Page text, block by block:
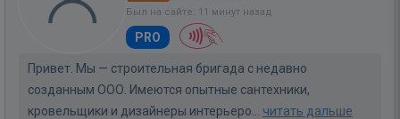
Был на сайте: 11 минут назад
PRO
Привет. Мы — строительная бригада с недавно
созданным ООО. Имеются опытные сантехники,
кровельщики и дизайнеры интерьеро... читать дальше